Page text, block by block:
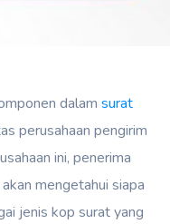
dalam surat
perusahaan pengirim
ini, penerima
mengetahui siapa
jenis kop surat yang